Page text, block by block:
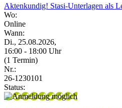
Aktenkundig! Stasi-Unterlagen als
Wo:
Online
Wann:
Di., 25.08.2026,
16:00 - 18:00 Uhr
(1 Termin)
Nr.:
26-1230101
Status: